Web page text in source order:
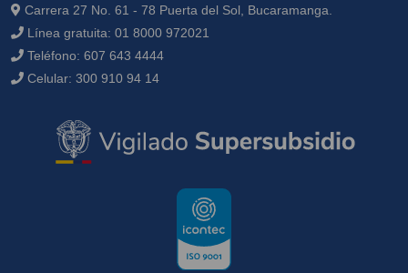
Carrera 27 No. 61 - 78 Puerta del Sol, Bucaramanga.
Línea gratuita: 01 8000 972021
Teléfono: 607 643 4444
Celular: 300 910 94 14